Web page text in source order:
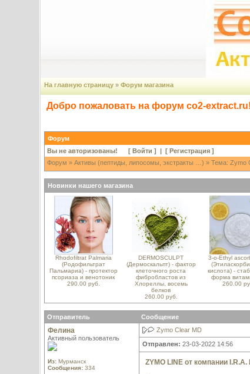
На главную страницу» Форум магазина
Добро пожаловать на форум co2-extract.ru!
Форум
Вы не авторизованы! [ Войти ] | [ Регистрация]
Форум » Активы (пептиды, липосомы, экстракты …) » Тема: Zymo
Новинки нашего магазина
Rhodofiltrat Palmaria
(Родофильтрат
Пальмариа) - протектор
псориаза и венотоник
290.00 руб.
DERMOSCULPT
(Дермоскальпт) - фактор
клеточного роста
фибробластов из
Хлореллы, восемь
белков
260.00 руб.
3-o-Ethyl
кислота) -
форма
260.00
Отправитель Сообщение
Фелина
Активный пользователь
Из:Мурманск
Сообщения:334
Zymo Clear MD
Отправлен: 23-03-2022 14:56
ZYMO LINE от компании